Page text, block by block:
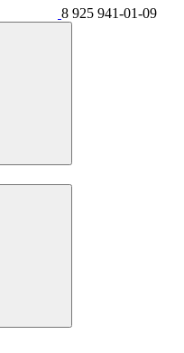
8 925 941-01-09